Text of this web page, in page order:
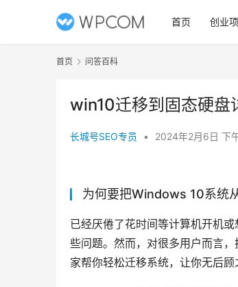
首页 创业
首页 问答百科
win10迁移到固态硬盘
长城号SEO专员 • 2024年2月6日 下
为何要把Windows 10系统
已经厌倦了花时间等计算机开机
些问题。然而，对很多用户而言
家帮你轻松迁移系统，让你无后顾